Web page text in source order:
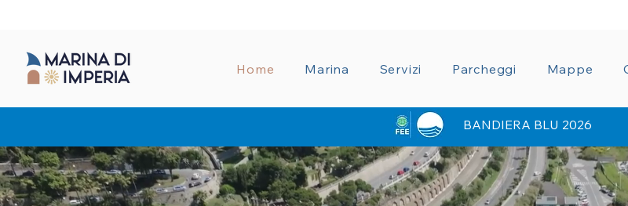
Home Marina Servizi Parcheggi Mappe
BANDIERA BLU 2026